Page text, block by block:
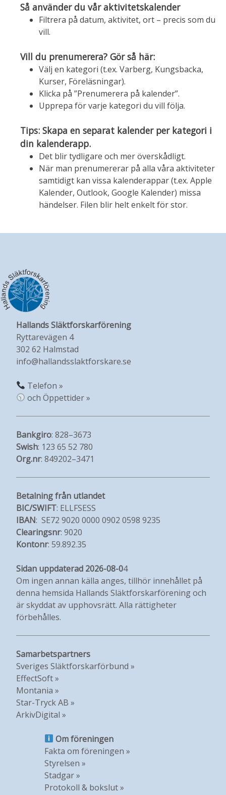
Så använder du vår aktivitetskalender
Filtrera på datum, aktivitet, ort – precis som du
vill.
Vill du prenumerera? Gör så här:
Välj en kategori (t.ex. Varberg, Kungsbacka,
Kurser, Föreläsningar).
Klicka på ”Prenumerera på kalender”.
Upprepa för varje kategori du vill följa.
Tips: Skapa en separat kalender per kategori i
din kalenderapp.
Det blir tydligare och mer överskådligt.
När man prenumererar på alla våra aktiviteter
samtidigt kan vissa kalenderappar (t.ex. Apple
Kalender, Outlook, Google Kalender) missa
händelser. Filen blir helt enkelt för stor.
Hallands Släktforskarförening
Ryttarevägen 4
302 62 Halmstad
info@hallandsslaktforskare.se
Telefon »
och Öppettider »
Bankgiro: 828–3673
Swish: 123 65 52 780
Org.nr: 849202–3471
Betalning från utlandet
BIC/SWIFT: ELLFSESS
IBAN: SE72 9020 0000 0902 0598 9235
Clearingsnr: 9020
Kontonr: 59.892.35
Sidan uppdaterad 2026-08-04
Om ingen annan källa anges, tillhör innehållet på
denna hemsida Hallands Släktforskarförening och
är skyddat av upphovsrätt. Alla rättigheter
förbehålles.
Samarbetspartners
Sveriges Släktforskarförbund »
EffectSoft »
Montania »
Star-Tryck AB »
ArkivDigital »
Om föreningen
Fakta om föreningen »
Styrelsen »
Stadgar »
Protokoll & bokslut »